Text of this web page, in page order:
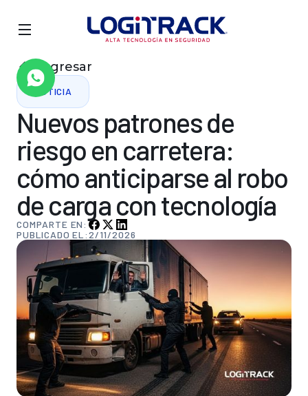
Regresar
NOTICIA
Nuevos patronesde
riesgoen carretera:
cómoanticiparseal robo
decargacontecnología
COMPARTE EN:
PUBLICADO EL:2/11/2026